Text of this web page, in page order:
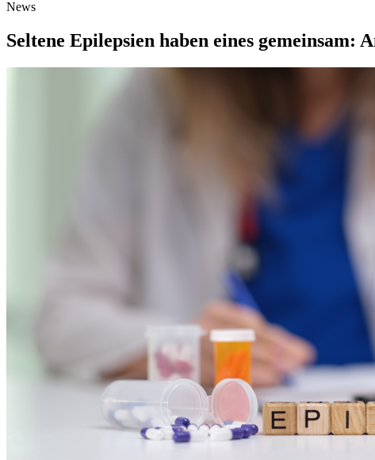
News
Seltene Epilepsien haben eines gemeinsam: